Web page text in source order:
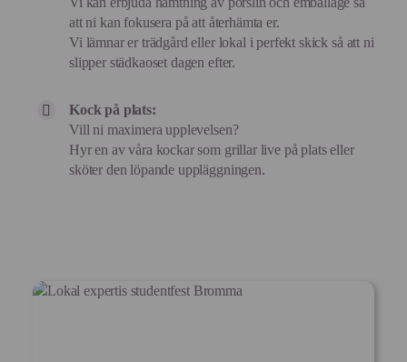
att ni kan fokusera på att återhämta er.
Vi lämnar er trädgård eller lokal i perfekt skick så att ni
slipper städkaoset dagen efter.
Kock på plats:
Vill ni maximera upplevelsen?
Hyr en av våra kockar som grillar live på plats eller
sköter den löpande uppläggningen.